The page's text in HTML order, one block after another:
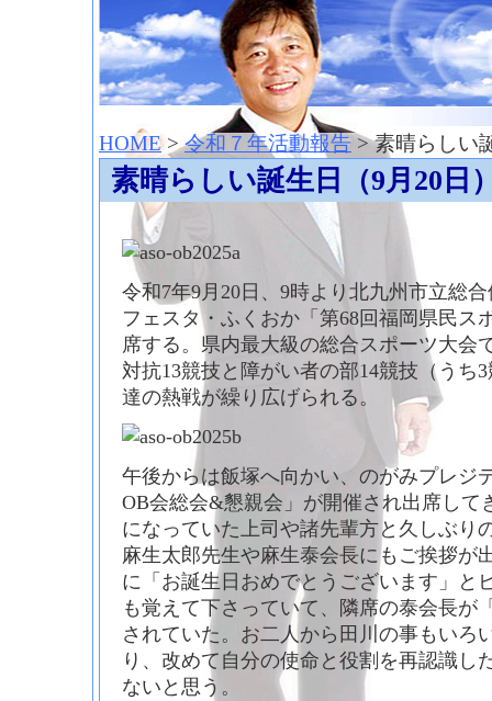
HOME>令和７年活動報告 > 素晴らしい
素晴らしい誕生日（9月20日
令和7年9月20日、9時より北九州市立総
フェスタ・ふくおか「第68回福岡県民ス
席する。県内最大級の総合スポーツ大会
対抗13競技と障がい者の部14競技（うち
達の熱戦が繰り広げられる。
午後からは飯塚へ向かい、のがみプレジ
OB会総会&懇親会」が開催され出席して
になっていた上司や諸先輩方と久しぶり
麻生太郎先生や麻生泰会長にもご挨拶が
に「お誕生日おめでとうございます」と
も覚えて下さっていて、隣席の泰会長が
されていた。お二人から田川の事もいろ
り、改めて自分の使命と役割を再認識し
ないと思う。